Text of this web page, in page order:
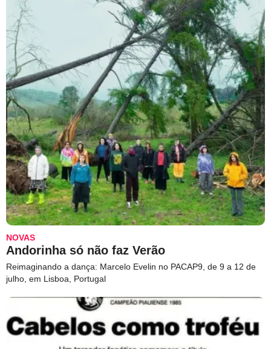
NOVAS
Andorinha só não faz Verão
Reimaginando a dança: Marcelo Evelin no PACAP9, de 9 a 12 de
julho, em Lisboa, Portugal